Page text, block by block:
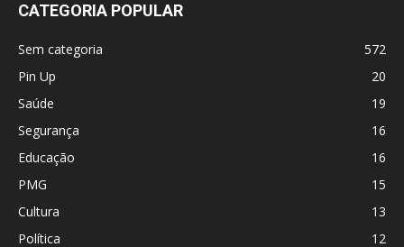
CATEGORIA POPULAR
Sem categoria
572
Pin Up
20
Saúde
19
Segurança
16
Educação
16
PMG
15
Cultura
13
Política
12